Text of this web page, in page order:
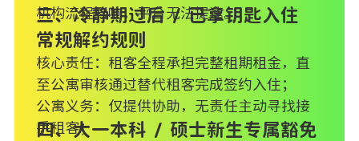
机构流程影响，平台无法提速。
三、冷静期过后 / 已拿钥匙入住
常规解约规则
核心责任：租客全程承担完整租期租金，直
至公寓审核通过替代租客完成签约入住；
公寓义务：仅提供协助，无责任主动寻找接
手租客；
四、大一本科 / 硕士新生专属豁免